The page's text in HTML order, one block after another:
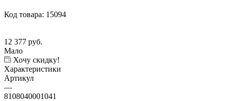
Код товара: 15094
12 377 руб.
Мало
Хочу скидку!
Характеристики
Артикул
—
8108040001041